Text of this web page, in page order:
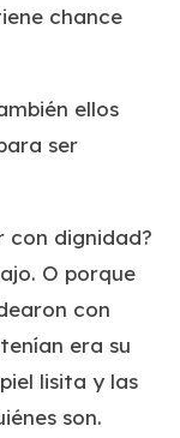
chance
ellos
ser
con dignidad?
O porque
con
era su
lisita y las
son.